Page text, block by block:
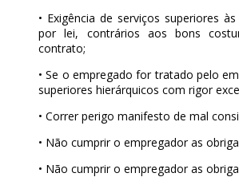
• Exigência de serviços superiores
por lei, contrários aos bons
contrato;
• Se o empregado for tratado pelo
superiores hierárquicos com rigor
• Correr perigo manifesto de mal
• Não cumprir o empregador as
• Não cumprir o empregador as